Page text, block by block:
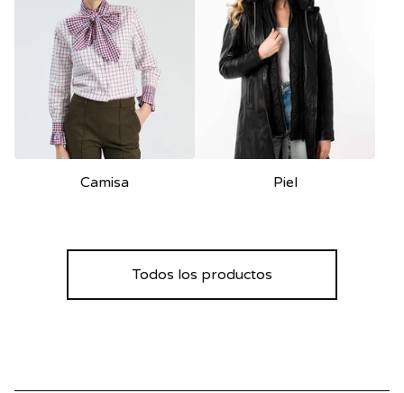
Camisa Piel
Todos los productos